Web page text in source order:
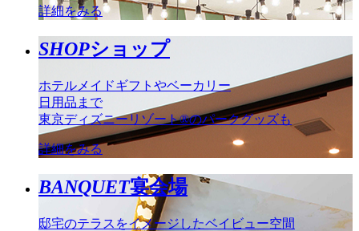
詳細をみる
SHOPショップ
ホテルメイドギフトやベーカリー
日用品まで
東京ディズニーリゾート®のパークグッズも
詳細をみる
BANQUET宴会場
邸宅のテラスをイメージしたベイビュー空間